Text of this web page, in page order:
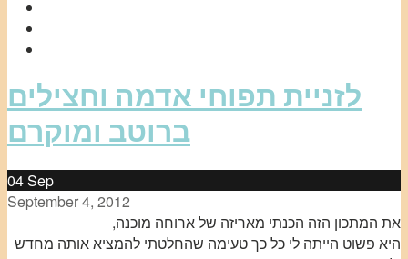
לזניית תפוחי אדמה וחצילים
ברוטב ומוקרם
04Sep
September 4, 2012
את המתכון הזה הכנתי מאריזה של ארוחה מוכנה,
היא פשוט הייתה לי כל כך טעימה שהחלטתי להמציא אותה מחדש